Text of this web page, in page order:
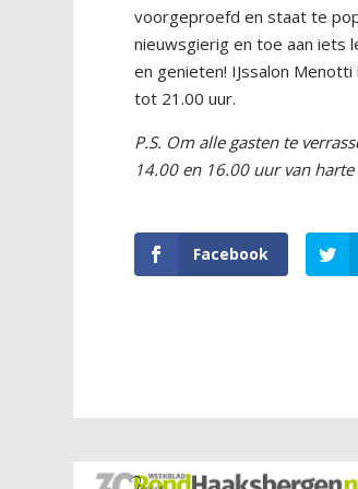
voorgeproefd en staat te
nieuwsgierig en toe aan iets
en genieten! IJssalon
tot 21.00 uur.
P.S. Om alle gasten te
14.00 en 16.00 uur van
Facebook